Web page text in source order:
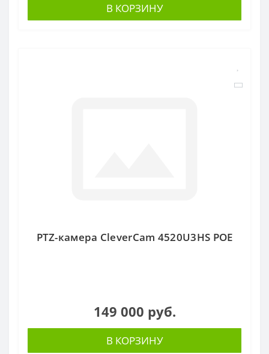
В КОРЗИНУ
PTZ-камера CleverCam 4520U3HS POE
149 000 руб.
В КОРЗИНУ